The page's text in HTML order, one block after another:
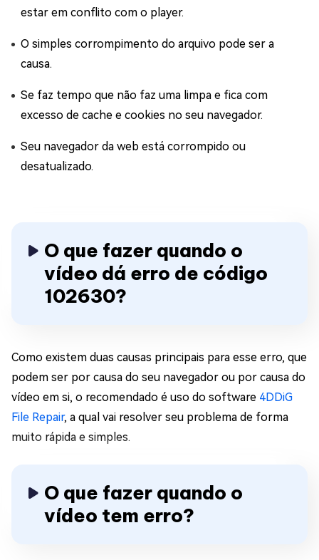
estar em conflito com o player.
O simples corrompimento do arquivo pode ser a
causa.
Se faz tempo que não faz uma limpa e fica com
excesso de cache e cookies no seu navegador.
Seu navegador da web está corrompido ou
desatualizado.
O que fazer quando o
vídeo dá erro de código
102630?
Como existem duas causas principais para esse erro, que
podem ser por causa do seu navegador ou por causa do
vídeo em si, o recomendado é uso do software 4DDiG
File Repair, a qual vai resolver seu problema de forma
muito rápida e simples.
O que fazer quando o
vídeo tem erro?